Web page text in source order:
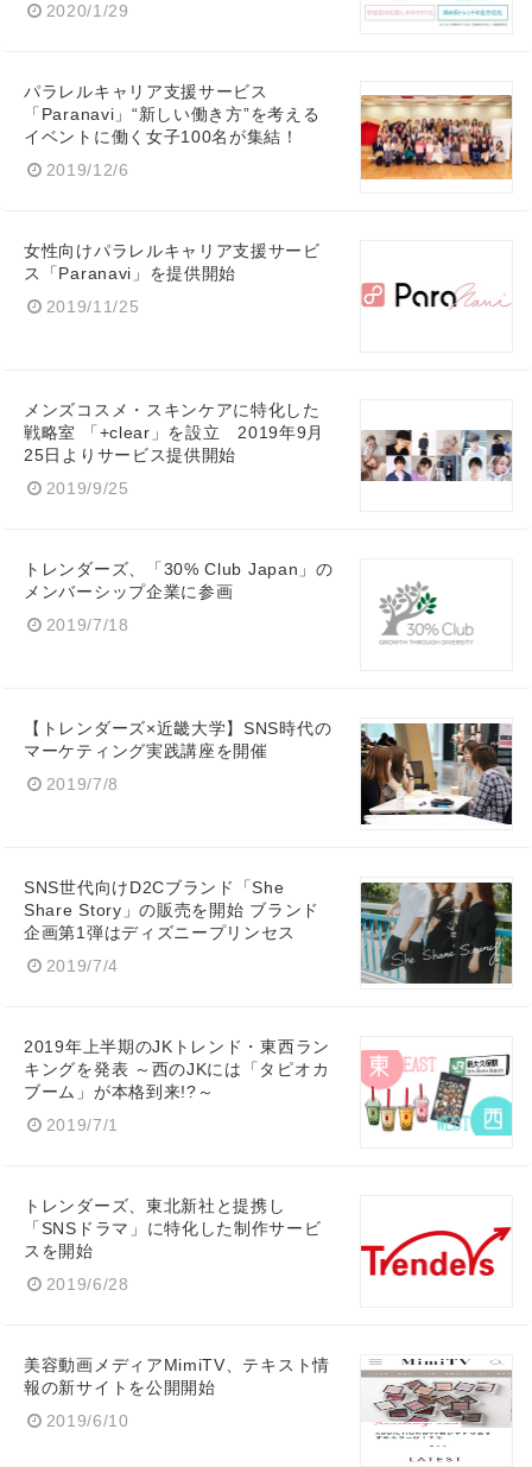
2020/1/29
パラレルキャリア支援サービス
「Paranavi」“新しい働き方”を考える
イベントに働く女子100名が集結！
2019/12/6
女性向けパラレルキャリア支援サービ
ス「Paranavi」を提供開始
2019/11/25
メンズコスメ・スキンケアに特化した
戦略室 「+clear」を設立 2019年9月
25日よりサービス提供開始
2019/9/25
トレンダーズ、「30% Club Japan」の
メンバーシップ企業に参画
2019/7/18
【トレンダーズ×近畿大学】SNS時代の
マーケティング実践講座を開催
2019/7/8
SNS世代向けD2Cブランド「She
Share Story」の販売を開始 ブランド
企画第1弾はディズニープリンセス
2019/7/4
2019年上半期のJKトレンド・東西ラン
キングを発表 ～西のJKには「タピオカ
ブーム」が本格到来!?～
2019/7/1
トレンダーズ、東北新社と提携し
「SNSドラマ」に特化した制作サービ
スを開始
2019/6/28
美容動画メディアMimiTV、テキスト情
報の新サイトを公開開始
2019/6/10